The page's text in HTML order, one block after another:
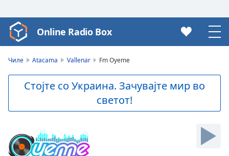
Video
Player
Skip
Skip
Forward
Mute
Online Radio Box
Чиле Atacama Vallenar Fm Oyeme
Стојте со Украина. Зачувајте мир во
светот!